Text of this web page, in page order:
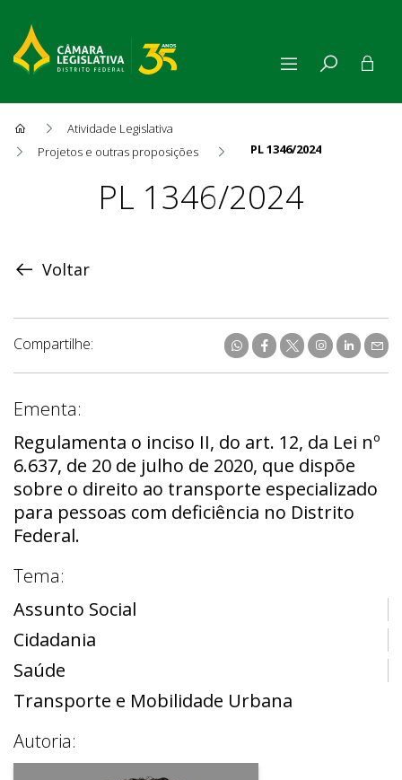
Atividade Legislativa
Projetos e outras proposições
PL 1346/2024
ProposiçãoPL 1346/2024
Voltar
Compartilhe:
Ementa:
Regulamenta o inciso II, do art. 12, da Lei nº
6.637, de 20 de julho de 2020, que dispõe
sobre o direito ao transporte especializado
para pessoas com deficiência no Distrito
Federal.
Tema:
Assunto Social
Cidadania
Saúde
Transporte e Mobilidade Urbana
Autoria: